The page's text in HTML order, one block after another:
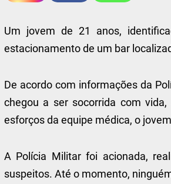
Um jovem de 21 anos,
estacionamento de um bar
De acordo com informações da
chegou a ser socorrida com
esforços da equipe médica, o
A Polícia Militar foi acionada,
suspeitos. Até o momento,